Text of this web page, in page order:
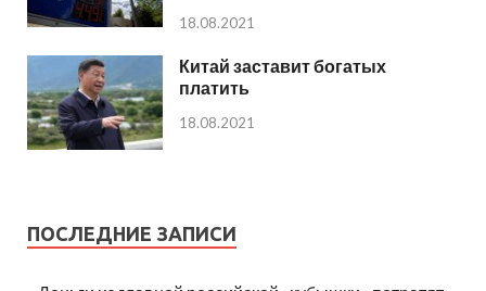
18.08.2021
Китай заставит богатых
платить
18.08.2021
ПОСЛЕДНИЕ ЗАПИСИ